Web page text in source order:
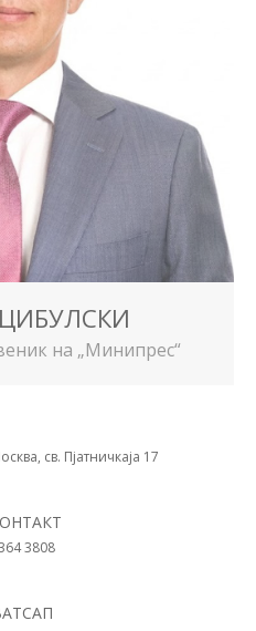
на „Минипрес“
св. Пјатничкаја 17
3808